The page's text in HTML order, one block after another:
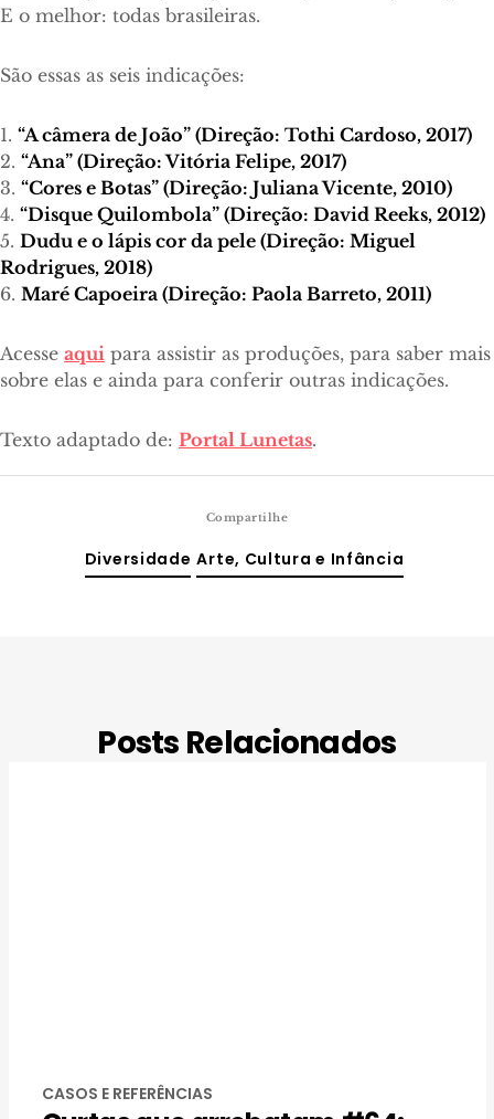
E o melhor: todas brasileiras.
São essas as seis indicações:
1. “A câmera de João” (Direção: Tothi Cardoso, 2017)
2. “Ana” (Direção: Vitória Felipe, 2017)
3. “Cores e Botas” (Direção: Juliana Vicente, 2010)
4. “Disque Quilombola” (Direção: David Reeks, 2012)
5. Dudu e o lápis cor da pele (Direção: Miguel
Rodrigues, 2018)
6. Maré Capoeira (Direção: Paola Barreto, 2011)
Acesse aqui para assistir as produções, para saber mais
sobre elas e ainda para conferir outras indicações.
Texto adaptado de: Portal Lunetas.
Compartilhe
Diversidade Arte, Cultura e Infância
Posts Relacionados
CASOS E REFERÊNCIAS